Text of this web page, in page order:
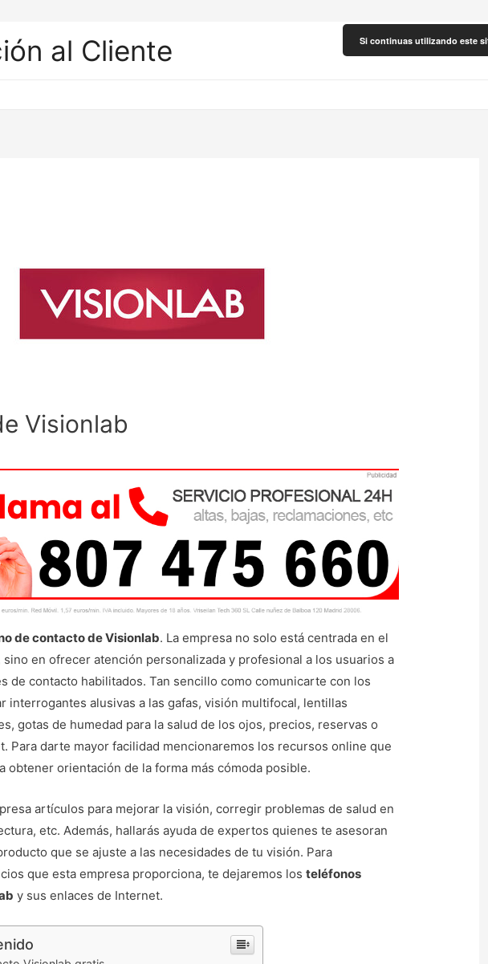
al Cliente
Visionlab
de contacto de Visionlab. La empresa no solo está centrada en el
en ofrecer atención personalizada y profesional a los usuarios a
de contacto habilitados. Tan sencillo como comunicarte con los
interrogantes alusivas a las gafas, visión multifocal, lentillas
gotas de humedad para la salud de los ojos, precios, reservas o
Para darte mayor facilidad mencionaremos los recursos online que
obtener orientación de la forma más cómoda posible.
artículos para mejorar la visión, corregir problemas de salud en
etc. Además, hallarás ayuda de expertos quienes te asesoran
que se ajuste a las necesidades de tu visión. Para
que esta empresa proporciona, te dejaremos losteléfonos
y sus enlaces de Internet.
Si continuas utilizando este